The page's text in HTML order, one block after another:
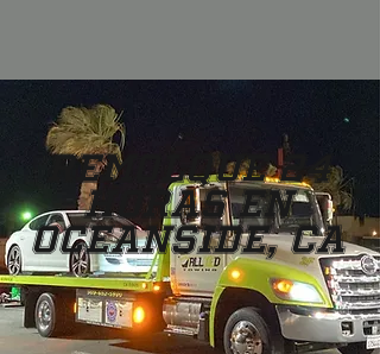
Remolque 24
Horas en
Oceanside, CA